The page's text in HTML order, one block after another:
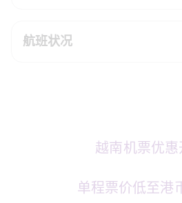
航班状况
越南机票优惠
单程票价低至港